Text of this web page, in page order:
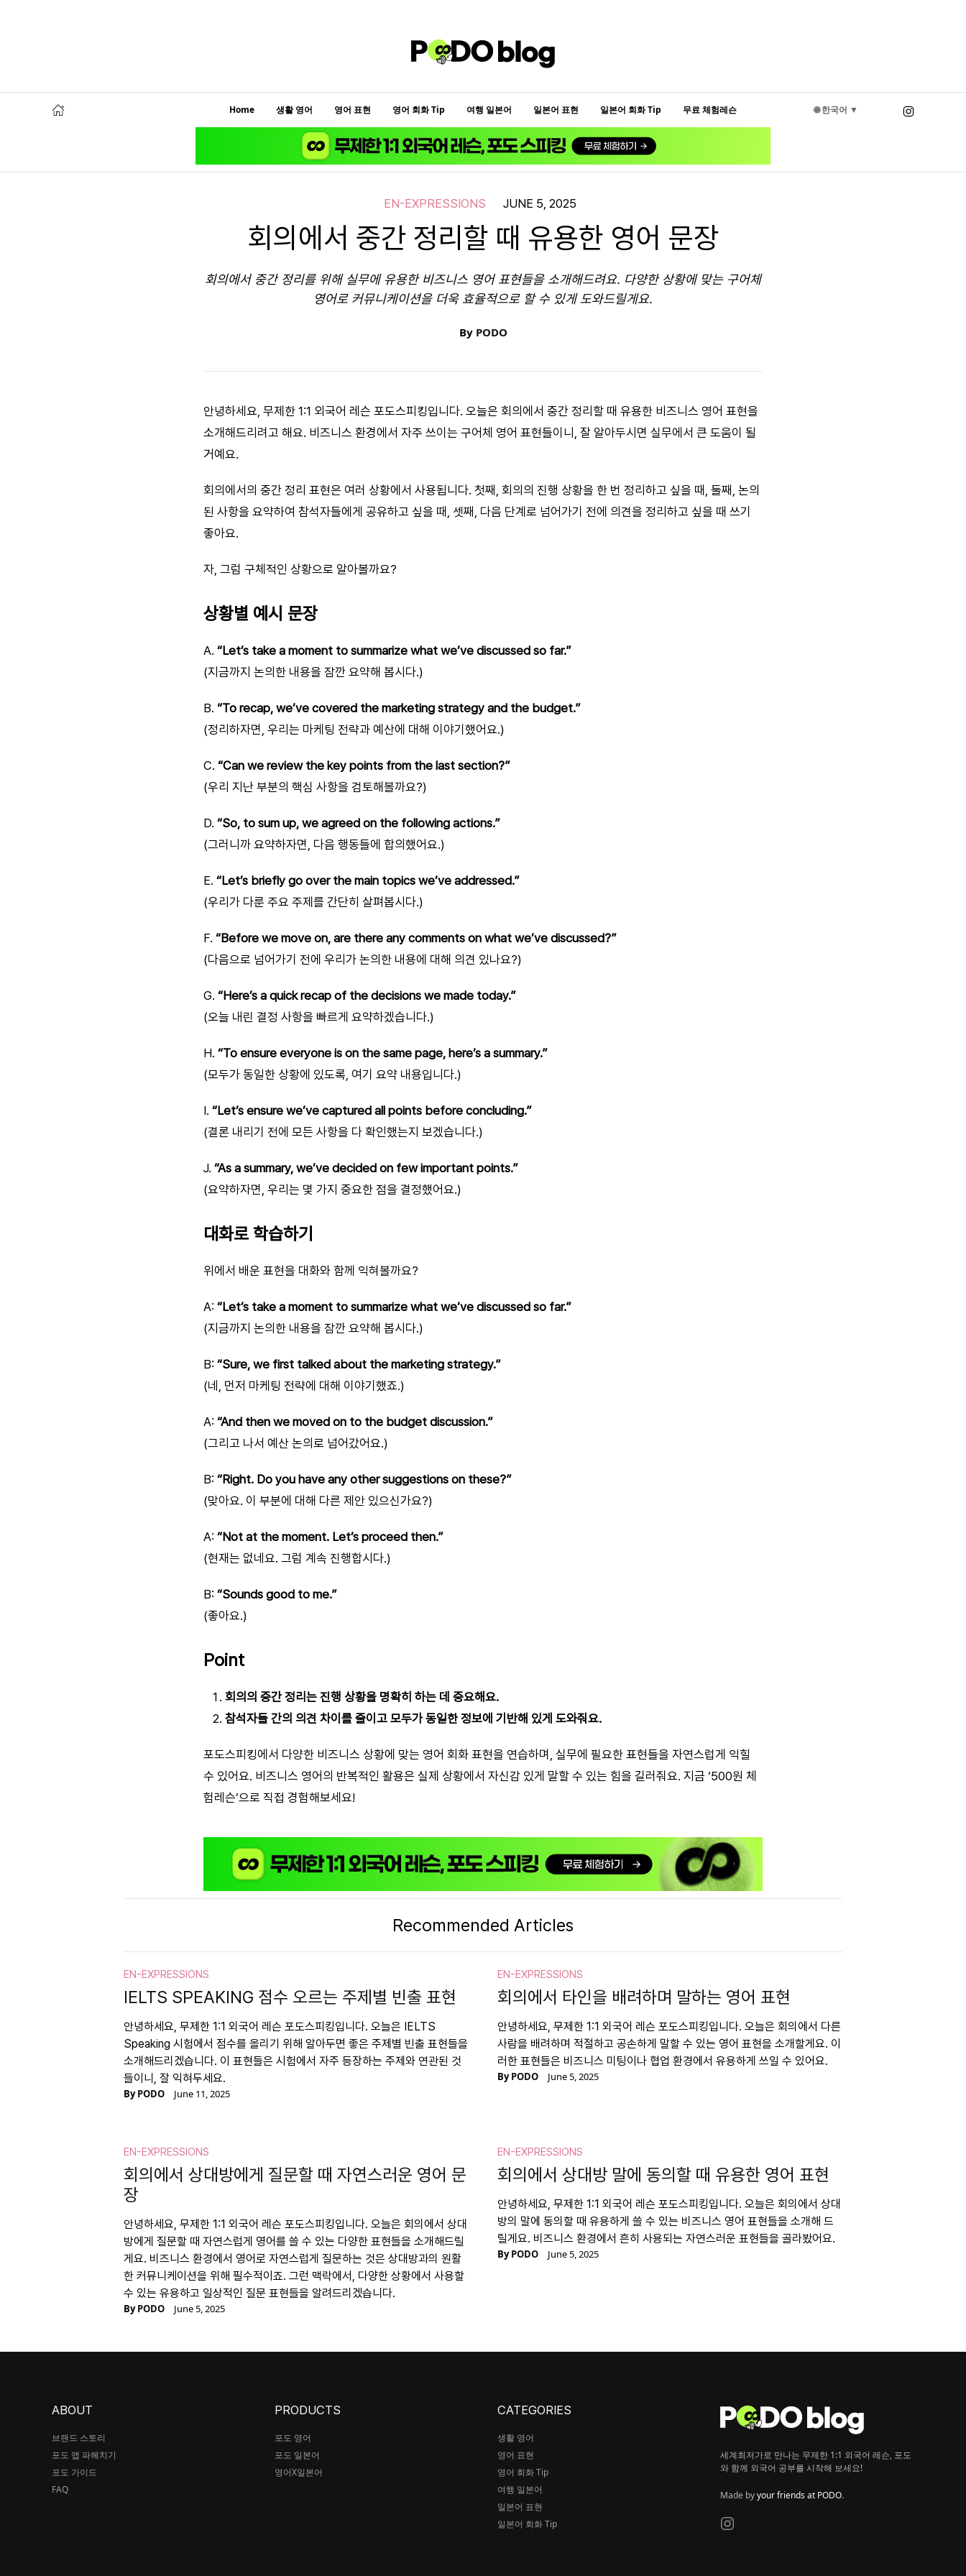
Home 생활 영어 영어 표현 영어 회화 Tip 여행 일본어 일본어 표현 일본어 회화 Tip 무료 체험레슨 🌐 한국어 ▼
EN-EXPRESSIONS JUNE 5, 2025
회의에서 중간 정리할 때 유용한 영어 문장
회의에서 중간 정리를 위해 실무에 유용한 비즈니스 영어 표현들을 소개해드려요. 다양한 상황에 맞는 구어체
영어로 커뮤니케이션을 더욱 효율적으로 할 수 있게 도와드릴게요.
By PODO
안녕하세요, 무제한 1:1 외국어 레슨 포도스피킹입니다. 오늘은 회의에서 중간 정리할 때 유용한 비즈니스 영어 표현을
소개해드리려고 해요. 비즈니스 환경에서 자주 쓰이는 구어체 영어 표현들이니, 잘 알아두시면 실무에서 큰 도움이 될
거예요.
회의에서의 중간 정리 표현은 여러 상황에서 사용됩니다. 첫째, 회의의 진행 상황을 한 번 정리하고 싶을 때, 둘째, 논의
된 사항을 요약하여 참석자들에게 공유하고 싶을 때, 셋째, 다음 단계로 넘어가기 전에 의견을 정리하고 싶을 때 쓰기
좋아요.
자, 그럼 구체적인 상황으로 알아볼까요?
상황별 예시 문장
A. “Let’s take a moment to summarize what we’ve discussed so far.”
(지금까지 논의한 내용을 잠깐 요약해 봅시다.)
B. “To recap, we’ve covered the marketing strategy and the budget.”
(정리하자면, 우리는 마케팅 전략과 예산에 대해 이야기했어요.)
C. “Can we review the key points from the last section?”
(우리 지난 부분의 핵심 사항을 검토해볼까요?)
D. “So, to sum up, we agreed on the following actions.”
(그러니까 요약하자면, 다음 행동들에 합의했어요.)
E. “Let’s briefly go over the main topics we’ve addressed.”
(우리가 다룬 주요 주제를 간단히 살펴봅시다.)
F. “Before we move on, are there any comments on what we’ve discussed?”
(다음으로 넘어가기 전에 우리가 논의한 내용에 대해 의견 있나요?)
G. “Here’s a quick recap of the decisions we made today.”
(오늘 내린 결정 사항을 빠르게 요약하겠습니다.)
H. “To ensure everyone is on the same page, here’s a summary.”
(모두가 동일한 상황에 있도록, 여기 요약 내용입니다.)
I. “Let’s ensure we’ve captured all points before concluding.”
(결론 내리기 전에 모든 사항을 다 확인했는지 보겠습니다.)
J. “As a summary, we’ve decided on few important points.”
(요약하자면, 우리는 몇 가지 중요한 점을 결정했어요.)
대화로 학습하기
위에서 배운 표현을 대화와 함께 익혀볼까요?
A: “Let’s take a moment to summarize what we’ve discussed so far.”
(지금까지 논의한 내용을 잠깐 요약해 봅시다.)
B: “Sure, we first talked about the marketing strategy.”
(네, 먼저 마케팅 전략에 대해 이야기했죠.)
A: “And then we moved on to the budget discussion.”
(그리고 나서 예산 논의로 넘어갔어요.)
B: “Right. Do you have any other suggestions on these?”
(맞아요. 이 부분에 대해 다른 제안 있으신가요?)
A: “Not at the moment. Let’s proceed then.”
(현재는 없네요. 그럼 계속 진행합시다.)
B: “Sounds good to me.”
(좋아요.)
Point
회의의 중간 정리는 진행 상황을 명확히 하는 데 중요해요.
참석자들 간의 의견 차이를 줄이고 모두가 동일한 정보에 기반해 있게 도와줘요.
포도스피킹에서 다양한 비즈니스 상황에 맞는 영어 회화 표현을 연습하며, 실무에 필요한 표현들을 자연스럽게 익힐
수 있어요. 비즈니스 영어의 반복적인 활용은 실제 상황에서 자신감 있게 말할 수 있는 힘을 길러줘요. 지금 ‘500원 체
험레슨’으로 직접 경험해보세요!
Recommended Articles
EN-EXPRESSIONS
IELTS SPEAKING 점수 오르는 주제별 빈출 표현
안녕하세요, 무제한 1:1 외국어 레슨 포도스피킹입니다. 오늘은 IELTS
Speaking 시험에서 점수를 올리기 위해 알아두면 좋은 주제별 빈출 표현들을
소개해드리겠습니다. 이 표현들은 시험에서 자주 등장하는 주제와 연관된 것
들이니, 잘 익혀두세요.
ByPODO June 11, 2025
EN-EXPRESSIONS
회의에서 타인을 배려하며 말하는 영어 표현
안녕하세요, 무제한 1:1 외국어 레슨 포도스피킹입니다. 오늘은 회의에서 다른
사람을 배려하며 적절하고 공손하게 말할 수 있는 영어 표현을 소개할게요. 이
러한 표현들은 비즈니스 미팅이나 협업 환경에서 유용하게 쓰일 수 있어요.
ByPODO June 5, 2025
EN-EXPRESSIONS
회의에서 상대방에게 질문할 때 자연스러운 영어 문
장
안녕하세요, 무제한 1:1 외국어 레슨 포도스피킹입니다. 오늘은 회의에서 상대
방에게 질문할 때 자연스럽게 영어를 쓸 수 있는 다양한 표현들을 소개해드릴
게요. 비즈니스 환경에서 영어로 자연스럽게 질문하는 것은 상대방과의 원활
한 커뮤니케이션을 위해 필수적이죠. 그런 맥락에서, 다양한 상황에서 사용할
수 있는 유용하고 일상적인 질문 표현들을 알려드리겠습니다.
ByPODO June 5, 2025
EN-EXPRESSIONS
회의에서 상대방 말에 동의할 때 유용한 영어 표현
안녕하세요, 무제한 1:1 외국어 레슨 포도스피킹입니다. 오늘은 회의에서 상대
방의 말에 동의할 때 유용하게 쓸 수 있는 비즈니스 영어 표현들을 소개해 드
릴게요. 비즈니스 환경에서 흔히 사용되는 자연스러운 표현들을 골라봤어요.
ByPODO June 5, 2025
ABOUT
브랜드 스토리
포도 앱 파헤치기
포도 가이드
FAQ
PRODUCTS
포도 영어
포도 일본어
영어X일본어
CATEGORIES
생활 영어
영어 표현
영어 회화 Tip
여행 일본어
일본어 표현
일본어 회화 Tip
세계최저가로 만나는 무제한 1:1 외국어 레슨, 포도
와 함께 외국어 공부를 시작해 보세요!
Made byyour friends at PODO.